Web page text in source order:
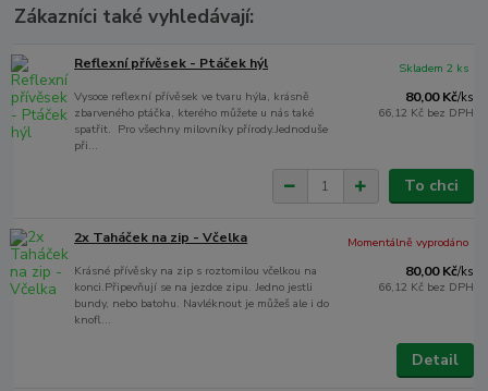
Zákazníci také vyhledávají:
Reflexní přívěsek - Ptáček hýl
Vysoce reflexní přívěsek ve tvaru hýla, krásně
zbarveného ptáčka, kterého můžete u nás také
spatřit. Pro všechny milovníky přírody.Jednoduše
při...
80,00 Kč/ks
66,12 Kč bez DPH
Skladem 2 ks
To chci
2x Taháček na zip - Včelka
Krásné přívěsky na zip s roztomilou včelkou na
konci.Připevňují se na jezdce zipu. Jedno jestli
bundy, nebo batohu. Navléknout je můžeš ale i do
knofl...
80,00 Kč/ks
66,12 Kč bez DPH
Momentálně vyprodáno
Detail